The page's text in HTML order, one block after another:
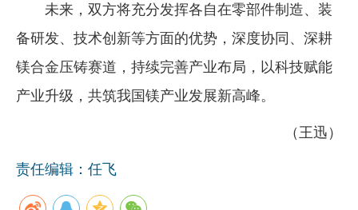
未来，双方将充分发挥各自在零部件制造、装
备研发、技术创新等方面的优势，深度协同、深耕
镁合金压铸赛道，持续完善产业布局，以科技赋能
产业升级，共筑我国镁产业发展新高峰。
（王迅）
责任编辑：任飞